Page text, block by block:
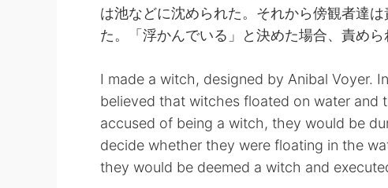
は池などに沈められた。それから傍観者達
た。「浮かんでいる」と決めた場合、責め
I made a witch, designed by Anibal Voyer.
believed that witches floated on water and
accused of being a witch, they would be
decide whether they were floating in the
they would be deemed a witch and